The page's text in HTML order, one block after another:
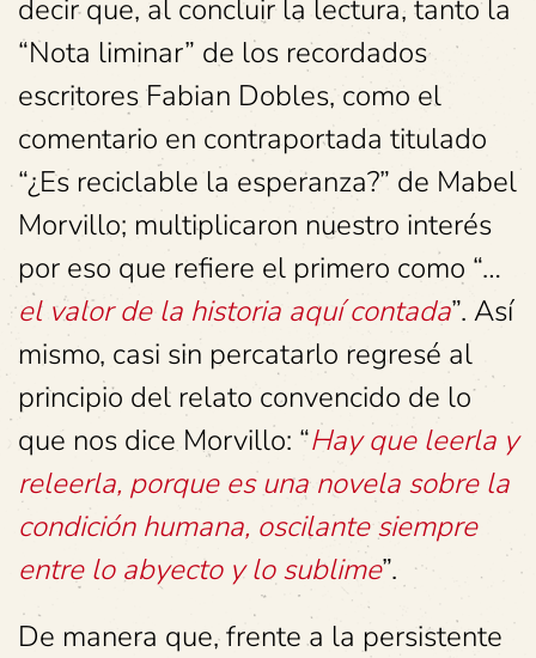
decir que, al concluir la lectura, tanto la
“Nota liminar” de los recordados
escritores Fabian Dobles, como el
comentario en contraportada titulado
“¿Es reciclable la esperanza?” de Mabel
Morvillo; multiplicaron nuestro interés
por eso que refiere el primero como “…
el valor de la historia aquí contada”. Así
mismo, casi sin percatarlo regresé al
principio del relato convencido de lo
que nos dice Morvillo: “Hay que leerla y
releerla, porque es una novela sobre la
condición humana, oscilante siempre
entre lo abyecto y lo sublime”.
De manera que, frente a la persistente